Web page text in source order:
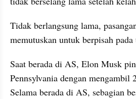
Tidak berlangsung lama,
memutuskan untuk berpisah pada
Saat berada di AS, Elon Musk
Pennsylvania dengan mengambil
Selama berada di AS, sebagian